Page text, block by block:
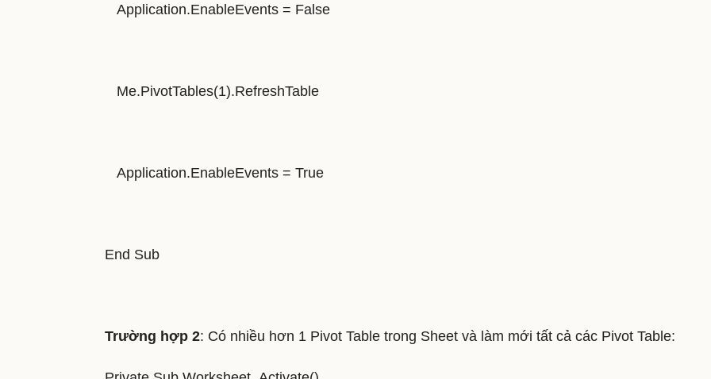
Application.EnableEvents = False
Me.PivotTables(1).RefreshTable
Application.EnableEvents = True
End Sub
Trường hợp 2: Có nhiều hơn 1 Pivot Table trong Sheet và làm mới tất cả các Pivot Table: